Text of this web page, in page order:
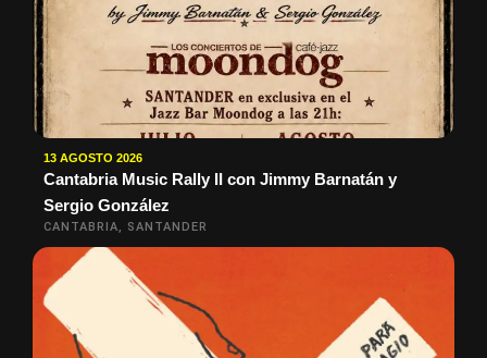
13 AGOSTO 2026
Cantabria Music Rally II con Jimmy Barnatán y
Sergio González
CANTABRIA, SANTANDER